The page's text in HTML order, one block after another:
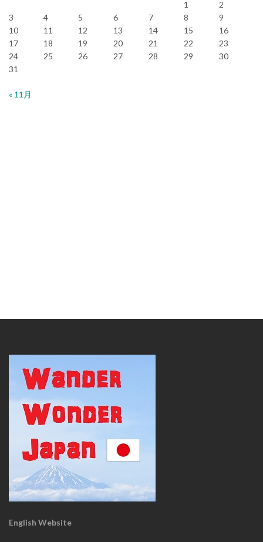
1
2
3
4 5 6 7 8
9
10
11 12 13 14 15
16
17
18 19 20 21 22
23
24
25 26 27 28 29
30
31
« 11月
English Website